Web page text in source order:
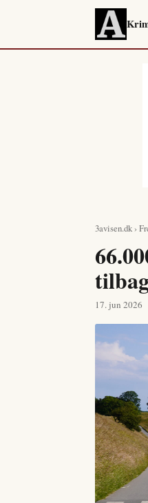
3avisen.dk›
17. jun 2026